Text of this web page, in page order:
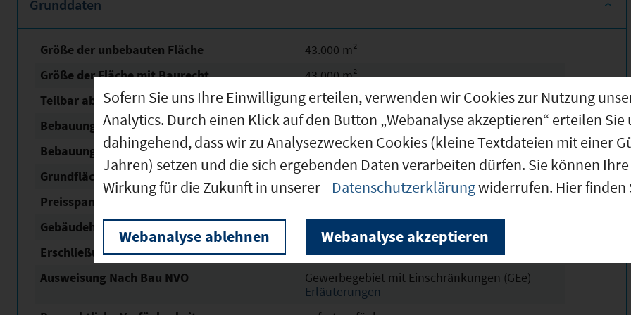
Grunddaten
Größe der unbebauten Fläche
43.000 m²
Größe der Fläche mit Baurecht
43.000 m²
Teilbar ab
3.500 m²
Bebauungsplan Nr. / Name
Weiherwiesen II
Bebauungsplan Status
rechtskräftig
Grundflächen­zahl (GRZ)
Preisspanne in € / m²
Gebäudehöhe
Erschließung
vollständig erschlossen
Ausweisung Nach Bau NVO
Gewerbegebiet mit Einschränkungen (GEe)
Erläuterungen
Sofern Sie uns Ihre Einwilligung erteilen, verwenden wir Cookies zur Nutzung
Analytics. Durch einen Klick auf den Button „Webanalyse akzeptieren“ erteilen
dahingehend, dass wir zu Analysezwecken Cookies (kleine Textdateien mit einer
Jahren) setzen und die sich ergebenden Daten verarbeiten dürfen. Sie können
Wirkung für die Zukunft in unserer
Datenschutzerklärungwiderrufen. Hier
Webanalyse ablehnen Webanalyse akzeptieren